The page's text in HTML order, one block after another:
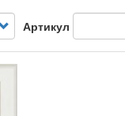
Артикул